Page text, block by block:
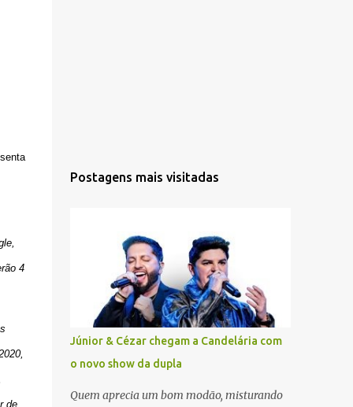
4
de
Postagens mais visitadas
Júnior & Cézar chegam a Candelária com
o novo show da dupla
Quem aprecia um bom modão, misturando